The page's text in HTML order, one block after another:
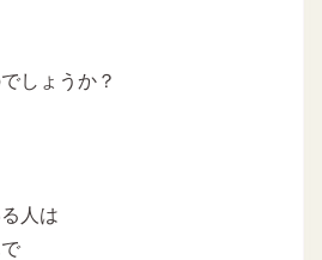
しょうか？
人は